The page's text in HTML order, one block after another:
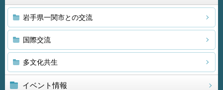
岩手県一関市との交流
国際交流
多文化共生
イベント情報